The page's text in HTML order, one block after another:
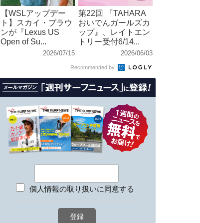
【WSLアップデー
ト】スカイ・ブラウ
ンが『Lexus US
Open of Su...
2026/07/15
第22回 『TAHARA
おいでんガールズカ
ップ』、レイトエン
トリー受付6/14...
2026/06/03
Recommended by
個人情報の取り扱いに同意する